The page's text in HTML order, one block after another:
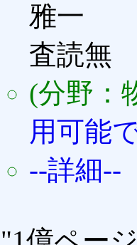
雅一
査読無
(分野：
用可能
--詳細--